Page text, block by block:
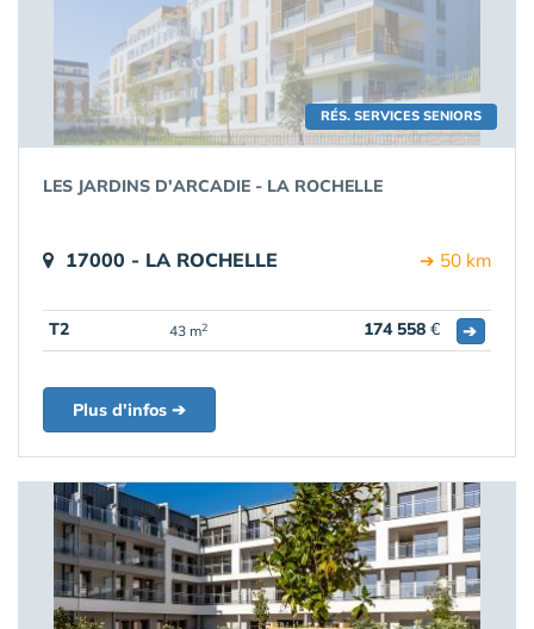
RÉS. SERVICES SENIORS
LES JARDINS D'ARCADIE - LA ROCHELLE
17000 - LA ROCHELLE ➔ 50 km
T2 43 m2 174 558 € ➔
Plus d'infos ➔